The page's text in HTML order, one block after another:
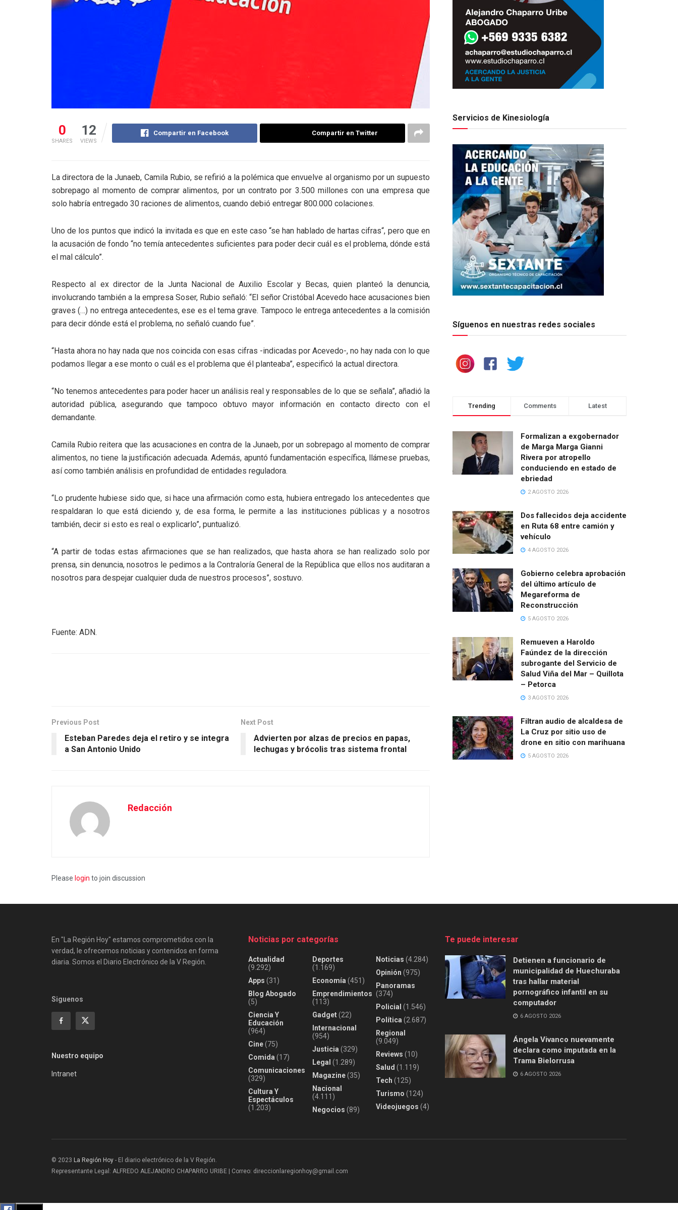
0
SHARES
12
VIEWS
Compartir en Facebook Compartir en Twitter
La directora de la Junaeb, Camila Rubio, se refirió a la polémica que envuelve al organismo por un supuesto
sobrepago al momento de comprar alimentos, por un contrato por 3.500 millones con una empresa que
solo habría entregado 30 raciones de alimentos, cuando debió entregar 800.000 colaciones.
Uno de los puntos que indicó la invitada es que en este caso “se han hablado de hartas cifras“, pero que en
la acusación de fondo “no temía antecedentes suficientes para poder decir cuál es el problema, dónde está
el mal cálculo”.
Respecto al ex director de la Junta Nacional de Auxilio Escolar y Becas, quien planteó la denuncia,
involucrando también a la empresa Soser, Rubio señaló: “El señor Cristóbal Acevedo hace acusaciones bien
graves (…) no entrega antecedentes, ese es el tema grave. Tampoco le entrega antecedentes a la comisión
para decir dónde está el problema, no señaló cuando fue”.
“Hasta ahora no hay nada que nos coincida con esas cifras -indicadas por Acevedo-, no hay nada con lo que
podamos llegar a ese monto o cuál es el problema que él planteaba”, especificó la actual directora.
“No tenemos antecedentes para poder hacer un análisis real y responsables de lo que se señala”, añadió la
autoridad pública, asegurando que tampoco obtuvo mayor información en contacto directo con el
demandante.
Camila Rubio reitera que las acusaciones en contra de la Junaeb, por un sobrepago al momento de comprar
alimentos, no tiene la justificación adecuada. Además, apuntó fundamentación específica, llámese pruebas,
así como también análisis en profundidad de entidades reguladora.
“Lo prudente hubiese sido que, si hace una afirmación como esta, hubiera entregado los antecedentes que
respaldaran lo que está diciendo y, de esa forma, le permite a las instituciones públicas y a nosotros
también, decir si esto es real o explicarlo”, puntualizó.
“A partir de todas estas afirmaciones que se han realizados, que hasta ahora se han realizado solo por
prensa, sin denuncia, nosotros le pedimos a la Contraloría General de la República que ellos nos auditaran a
nosotros para despejar cualquier duda de nuestros procesos”, sostuvo.
Fuente: ADN.
Previous Post
Esteban Paredes deja el retiro y se integra
a San Antonio Unido
Next Post
Advierten por alzas de precios en papas,
lechugas y brócolis tras sistema frontal
Redacción
Please login to join discussion
Servicios de Kinesiología
Síguenos en nuestras redes sociales
Trending Comments Latest
Formalizan a exgobernador
de Marga Marga Gianni
Rivera por atropello
conduciendo en estado de
ebriedad
2 AGOSTO 2026
Dos fallecidos deja accidente
en Ruta 68 entre camión y
vehículo
4 AGOSTO 2026
Gobierno celebra aprobación
del último artículo de
Megareforma de
Reconstrucción
5 AGOSTO 2026
Remueven a Haroldo
Faúndez de la dirección
subrogante del Servicio de
Salud Viña del Mar – Quillota
– Petorca
3 AGOSTO 2026
Filtran audio de alcaldesa de
La Cruz por sitio uso de
drone en sitio con marihuana
5 AGOSTO 2026
En "La Región Hoy" estamos comprometidos con la
verdad, le ofrecemos noticias y contenidos en forma
diaria. Somos el Diario Electrónico de la V Región.
Siguenos
Nuestro equipo
Intranet
Noticias por categorías
Actualidad
(9.292)
Apps (31)
Blog Abogado
(5)
Ciencia Y
Educación
(964)
Cine(75)
Comida (17)
Comunicaciones
(329)
Cultura Y
Espectáculos
(1.203)
Deportes
(1.169)
Economía (451)
Emprendimientos
(113)
Gadget(22)
Internacional
(954)
Justicia (329)
Legal (1.289)
Magazine(35)
Nacional
(4.111)
Negocios (89)
Noticias (4.284)
Opinión (975)
Panoramas
(374)
Policial (1.546)
Política (2.687)
Regional
(9.049)
Reviews (10)
Salud (1.119)
Tech (125)
Turismo (124)
Videojuegos (4)
Te puede interesar
Detienen a funcionario de
municipalidad de Huechuraba
tras hallar material
pornográfico infantil en su
computador
6 AGOSTO 2026
Ángela Vivanco nuevamente
declara como imputada en la
Trama Bielorrusa
6 AGOSTO 2026
© 2023 La Región Hoy - El diario electrónico de la V Región.
Representante Legal: ALFREDO ALEJANDRO CHAPARRO URIBE | Correo: direccionlaregionhoy@gmail.com